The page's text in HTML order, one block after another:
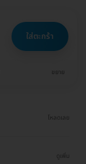
ใส่ตะกร้า
ขยาย
โหลดเลย
ดูเพิ่ม